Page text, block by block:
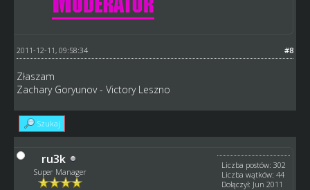
#8
2011-12-11, 09:58:34
Złaszam
Zachary Goryunov - Victory Leszno
Szukaj
ru3k
Super Manager
Liczba postów: 302
Liczba wątków: 44
Dołączył: Jun 2011